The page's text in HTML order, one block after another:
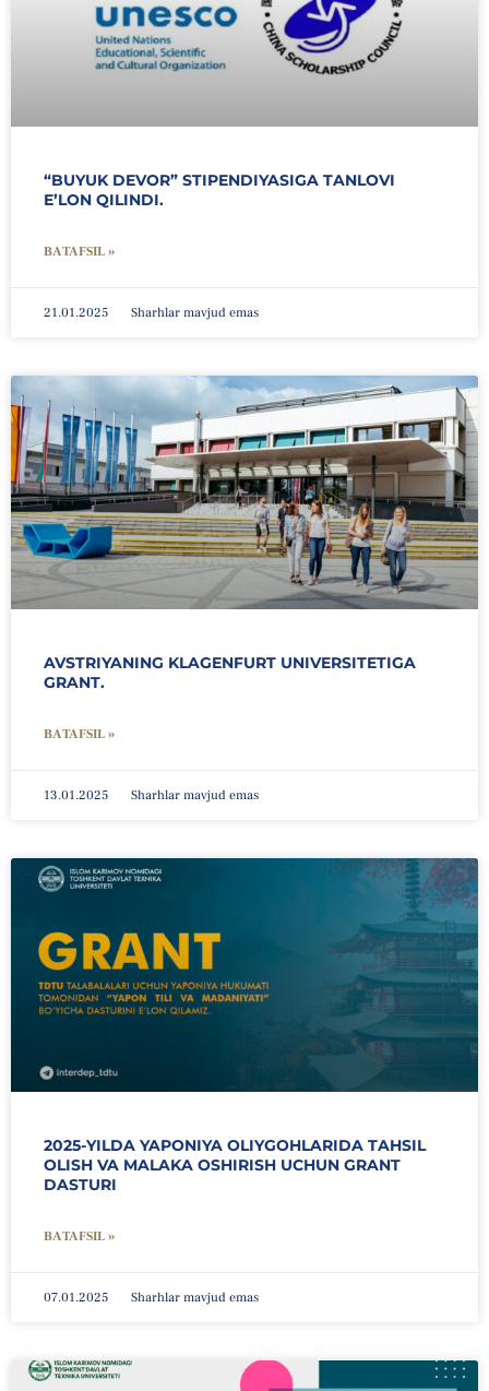
“BUYUK DEVOR” STIPENDIYASIGA TANLOVI
EʼLON QILINDI.
BATAFSIL »
21.01.2025 Sharhlar mavjud emas
AVSTRIYANING KLAGENFURT UNIVERSITETIGA
GRANT.
BATAFSIL »
13.01.2025 Sharhlar mavjud emas
2025-YILDA YAPONIYA OLIYGOHLARIDA TAHSIL
OLISH VA MALAKA OSHIRISH UCHUN GRANT
DASTURI
BATAFSIL »
07.01.2025 Sharhlar mavjud emas